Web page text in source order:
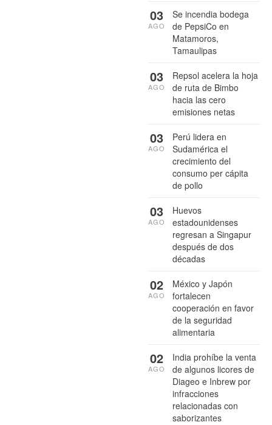
Se incendia bodega
de PepsiCo en
Matamoros,
Tamaulipas
03
AGO
Repsol acelera la hoja
de ruta de Bimbo
hacia las cero
emisiones netas
03
AGO
Perú lidera en
Sudamérica el
crecimiento del
consumo per cápita
de pollo
03
AGO
Huevos
estadounidenses
regresan a Singapur
después de dos
décadas
03
AGO
México y Japón
fortalecen
cooperación en favor
de la seguridad
alimentaria
02
AGO
India prohíbe la venta
de algunos licores de
Diageo e Inbrew por
infracciones
relacionadas con
saborizantes
02
AGO